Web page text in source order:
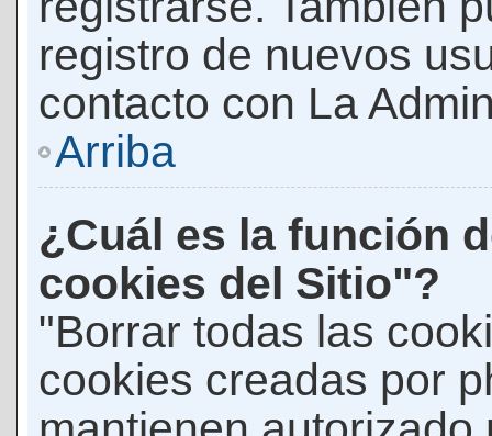
registro de nuevos
contacto con La
Arriba
¿Cuál es la función
cookies del Sitio"?
"Borrar todas las
cookies creadas por